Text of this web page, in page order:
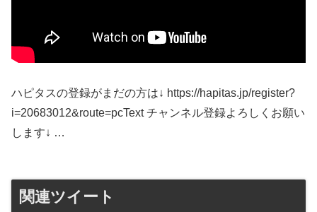
ハピタスの登録がまだの方は↓ https://hapitas.jp/register?
i=20683012&route=pcText チャンネル登録よろしくお願い
します↓ …
関連ツイート